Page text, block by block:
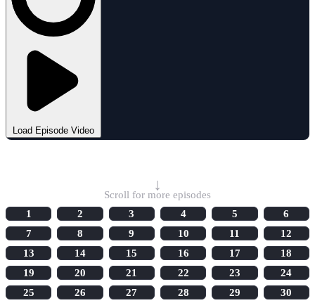
Load Episode Video
↓
Scroll for more episodes
1
2 3 4 5
6
7
8 9 10 11
12
13
14 15 16 17
18
19
20 21 22 23
24
25
26 27 28 29
30